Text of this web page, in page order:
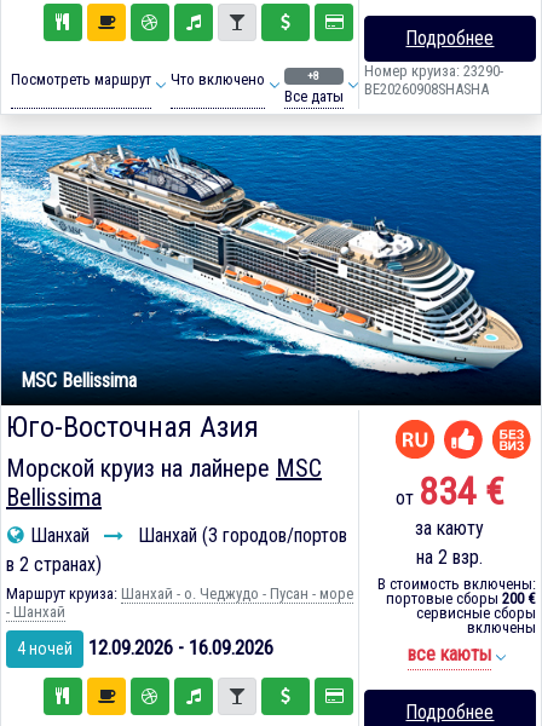
Посмотреть маршрут Что включено +8
Все даты
Подробнее
Номер круиза: 23290-
BE20260908SHASHA
MSC Bellissima
Юго-Восточная Азия
Морской круиз на лайнере MSC
Bellissima
Шанхай
Шанхай (3 городов/портов
в 2 странах)
Маршрут круиза: Шанхай - о. Чеджудо - Пусан - море
- Шанхай
4 ночей 12.09.2026 - 16.09.2026
от 834 €
за каюту
на 2 взр.
В стоимость включены:
портовые сборы 200 €
сервисные сборы
включены
все каюты
Подробнее